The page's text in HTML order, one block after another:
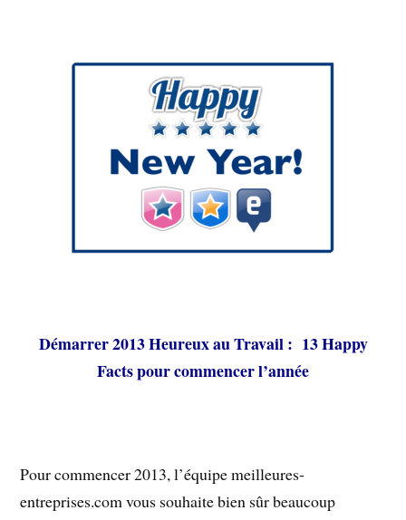
Démarrer 2013 Heureux au Travail : 13 Happy
Facts pour commencer l’année
Pour commencer 2013, l’équipe meilleures-
entreprises.com vous souhaite bien sûr beaucoup